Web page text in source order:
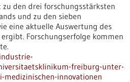
den drei forschungsstärksten
und zu den sieben
eine aktuelle Auswertung des
Forschungserfolge kommen
freiburg-unter-
medizinischen-innovationen